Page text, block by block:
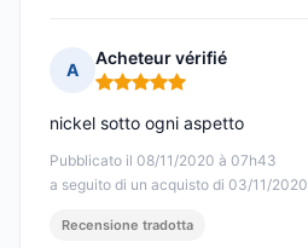
A
Acheteur vérifié
Nota: 5 su 5
Pubblicato il 08/11/2020 à 07h43
a seguito di un acquisto di 03/11/2020
nickel sotto ogni aspetto
Recensione tradotta